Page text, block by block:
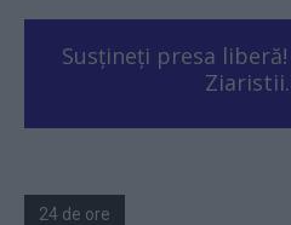
Susțineți presa
24 de ore